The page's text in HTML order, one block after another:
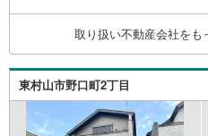
ー、紙おむつ、アメニテ
スモニター等完備してお
取り扱い不動産会社をも
東村山市野口町2丁目